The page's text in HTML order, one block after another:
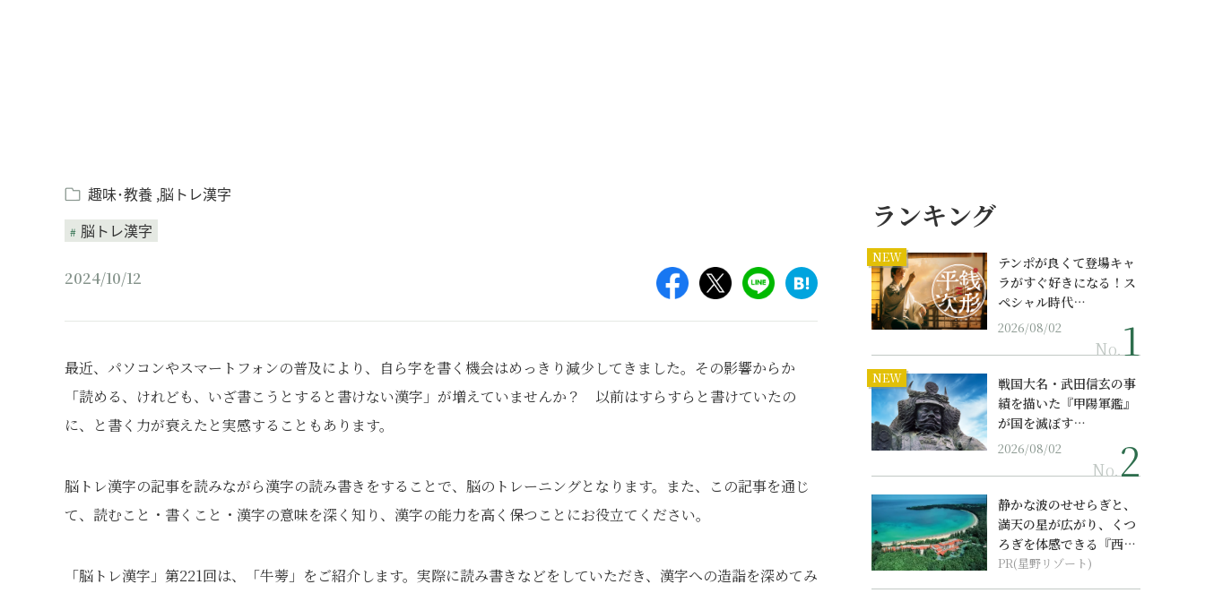
趣味･教養 脳トレ漢字
脳トレ漢字
2024/10/12
最近、パソコンやスマートフォンの普及により、⾃ら字を書く機会はめっきり減少してきました。その影響からか
「読める、けれども、いざ書こうとすると書けない漢字」が増えていませんか？ 以前はすらすらと書けていたの
に、と書く⼒が衰えたと実感することもあります。
脳トレ漢字の記事を読みながら漢字の読み書きをすることで、脳のトレーニングとなります。また、この記事を通じ
て、読むこと・書くこと・漢字の意味を深く知り、漢字の能⼒を⾼く保つことにお役⽴てください。
「脳トレ漢字」第221回は、「牛蒡」をご紹介します。実際に読み書きなどをしていただき、漢字への造詣を深めてみ
ランキング
NEW
テンポが良くて登場キャ
ラがすぐ好きになる！ス
ペシャル時代…
2026/08/02
No.
NEW
戦国大名・武田信玄の事
績を描いた『甲陽軍鑑』
が国を滅ぼす…
2026/08/02
No.
静かな波のせせらぎと、
満天の星が広がり、くつ
ろぎを体感できる『西表
島ホテル by...
PR(星野リゾート)